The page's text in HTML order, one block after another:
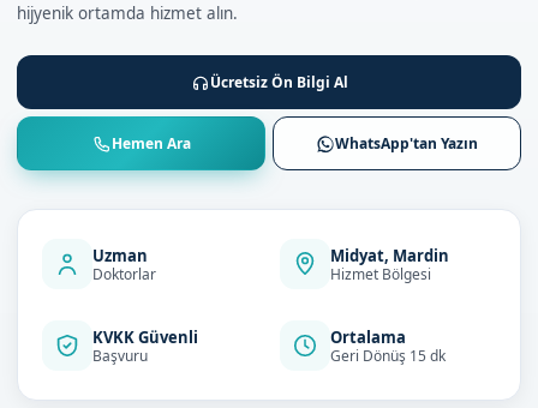
hijyenik ortamda hizmet alın.
Ücretsiz Ön Bilgi Al
Hemen Ara WhatsApp'tan Yazın
Uzman
Doktorlar
Midyat, Mardin
Hizmet Bölgesi
KVKK Güvenli
Başvuru
Ortalama
Geri Dönüş 15 dk